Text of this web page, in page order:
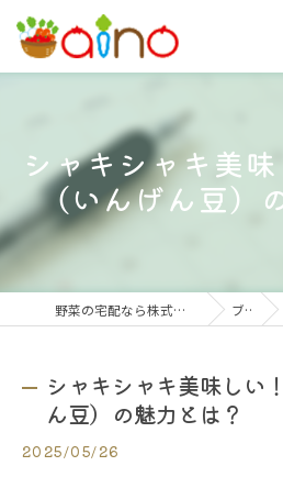
シャキシャキ美
（いんげん豆）
野菜の宅配なら株式会社大阪愛農食品センター ブログ
シャキシャキ美味しい
ん豆）の魅力とは？
2025/05/26